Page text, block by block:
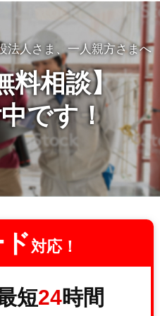
法人さま、一人親方さまへ
料相談】
です！
対応！
短24時間